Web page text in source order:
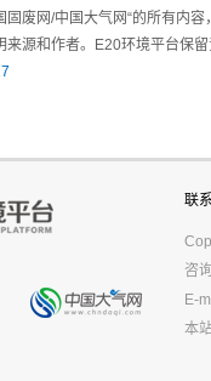
固废网/中国大气网“的所有内
源和作者。E20环境平台保留
联
咨
E-
本